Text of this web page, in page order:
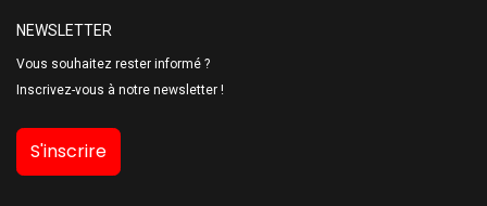
NEWSLETTER
Vous souhaitez rester informé ?
Inscrivez-vous à notre newsletter !
S'inscrire